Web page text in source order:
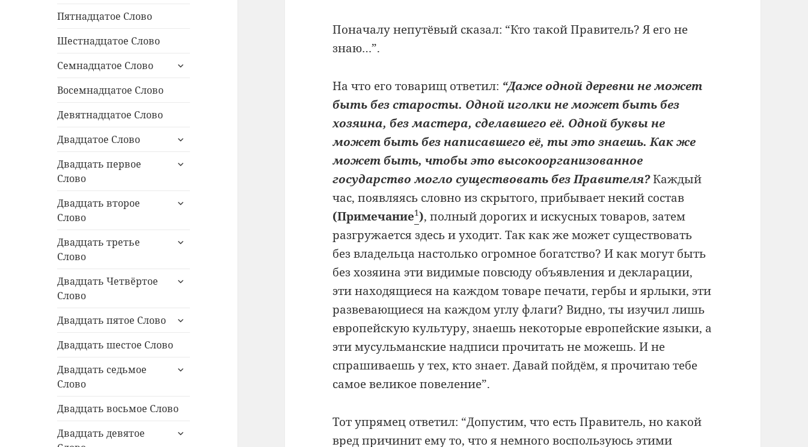
Пятнадцатое Слово
Шестнадцатое Слово
Семнадцатое Слово
раскрыть
Восемнадцатое Слово
Девятнадцатое Слово
Двадцатое Слово
раскрыть
меню
Двадцать первое
Слово
раскрыть
Двадцать второе
Слово
раскрыть
Двадцать третье
Слово
раскрыть
Двадцать Четвёртое
Слово
раскрыть
Двадцать пятое Слово
раскрыть
меню
Двадцать шестое Слово
Двадцать седьмое
Слово
раскрыть
Двадцать восьмое Слово
Двадцать девятое
раскрыть
Поначалу непутёвый сказал: “Кто такой Правитель? Я его не
знаю…”.
На что его товарищ ответил: “Даже одной деревни не может
быть без старосты. Одной иголки не может быть без
хозяина, без мастера, сделавшего её. Одной буквы не
может быть без написавшего её, ты это знаешь. Как же
может быть, чтобы это высокоорганизованное
государство могло существовать без Правителя?Каждый
час, появляясь словно из скрытого, прибывает некий состав
(Примечание1), полный дорогих и искусных товаров, затем
разгружается здесь и уходит. Так как же может существовать
без владельца настолько огромное богатство? И как могут быть
без хозяина эти видимые повсюду объявления и декларации,
эти находящиеся на каждом товаре печати, гербы и ярлыки, эти
развевающиеся на каждом углу флаги? Видно, ты изучил лишь
европейскую культуру, знаешь некоторые европейские языки, а
эти мусульманские надписи прочитать не можешь. И не
спрашиваешь у тех, кто знает. Давай пойдём, я прочитаю тебе
самое великое повеление”.
Тот упрямец ответил: “Допустим, что есть Правитель, но какой
вред причинит ему то, что я немного воспользуюсь этими